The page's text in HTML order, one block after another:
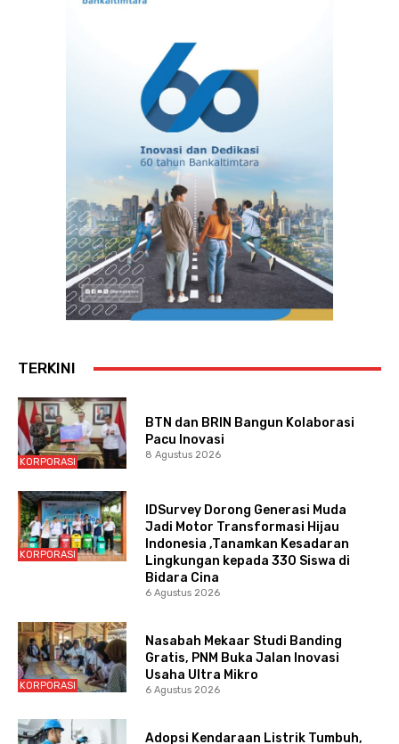
TERKINI
KORPORASI
BTN dan BRIN Bangun Kolaborasi
Pacu Inovasi
8 Agustus 2026
KORPORASI
IDSurvey Dorong Generasi Muda
Jadi Motor Transformasi Hijau
Indonesia ,Tanamkan Kesadaran
Lingkungan kepada 330 Siswa di
Bidara Cina
6 Agustus 2026
KORPORASI
Nasabah Mekaar Studi Banding
Gratis, PNM Buka Jalan Inovasi
Usaha Ultra Mikro
6 Agustus 2026
Adopsi Kendaraan Listrik Tumbuh,